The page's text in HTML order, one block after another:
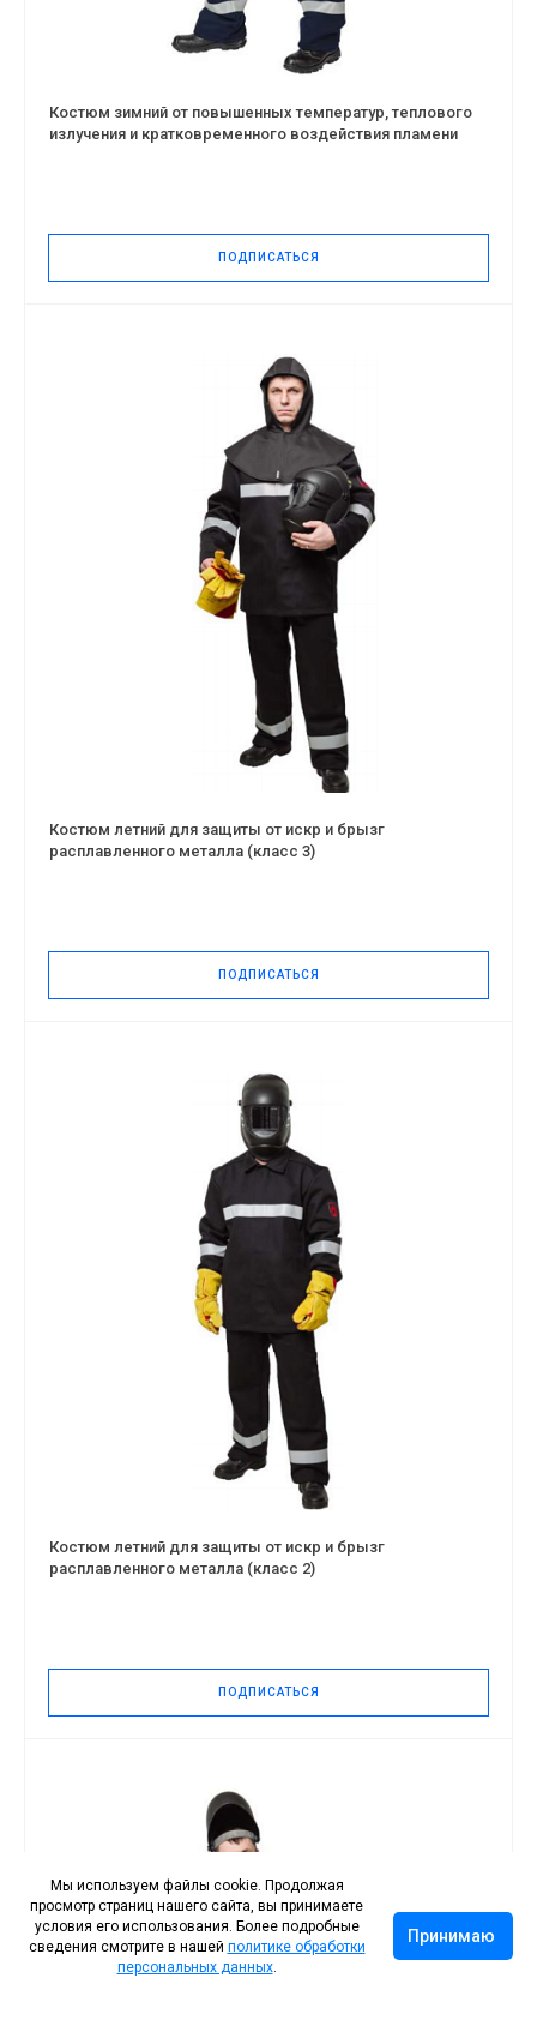
Костюм зимний от повышенных температур, теплового
излучения и кратковременного воздействия пламени
ПОДПИСАТЬСЯ
Костюм летний для защиты от искр и брызг
расплавленного металла (класс 3)
ПОДПИСАТЬСЯ
Костюм летний для защиты от искр и брызг
расплавленного металла (класс 2)
ПОДПИСАТЬСЯ
Мы используем файлы cookie. Продолжая
просмотр страниц нашего сайта, вы принимаете
условия его использования. Более подробные
сведения смотрите в нашей политике обработки
персональных данных.
Принимаю